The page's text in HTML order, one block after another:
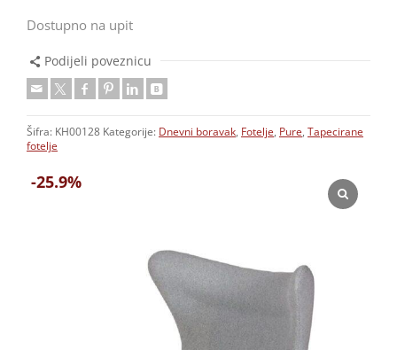
-25.9%
Dostupno na upit
Podijeli poveznicu
Šifra: KH00128 Kategorije: Dnevni boravak Fotelje Pure Tapecirane
fotelje